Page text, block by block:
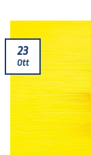
23
Ott